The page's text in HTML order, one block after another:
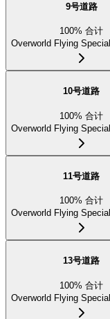
9号道路
100% 合计
Overworld Flying Special
10号道路
100% 合计
Overworld Flying Special
11号道路
100% 合计
Overworld Flying Special
13号道路
100% 合计
Overworld Flying Special